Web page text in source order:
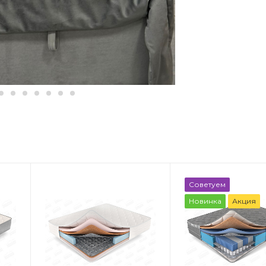
Советуем
Новинка
Акция
пружины,
Независимые
пружины с зонами
комфорта
Жесткость
Блок матраса
Зависимые
Жесткость
Средний
Вес на
кг